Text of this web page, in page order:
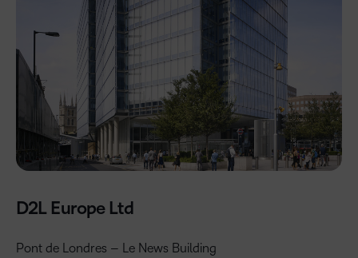
D2L Europe Ltd
Pont de Londres – Le News Building